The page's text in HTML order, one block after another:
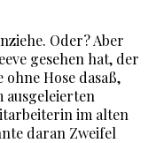
Oder? Aber
gesehen hat, der
Hose dasaß,
ausgeleierten
im alten
daran Zweifel